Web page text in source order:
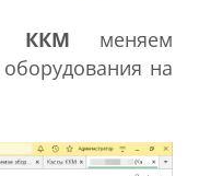
ККМ меняем
на